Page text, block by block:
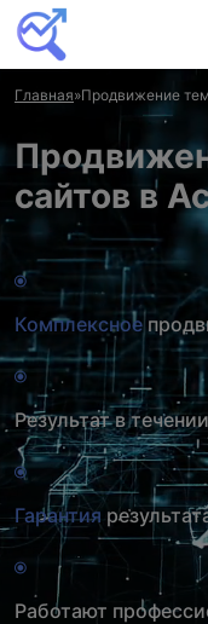
Главная»Продвижение
сайтов в
Комплексное
Результат в течении
Гарантия
Работают